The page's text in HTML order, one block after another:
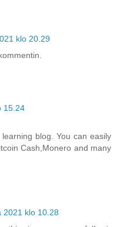
klo 20.29
15.24
blog. You can easily
Cash,Monero and many
2021 klo 10.28